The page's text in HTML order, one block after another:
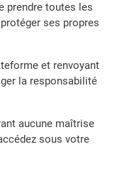
prendre toutes les
ses propres
et renvoyant
la responsabilité
aucune maîtrise
sous votre